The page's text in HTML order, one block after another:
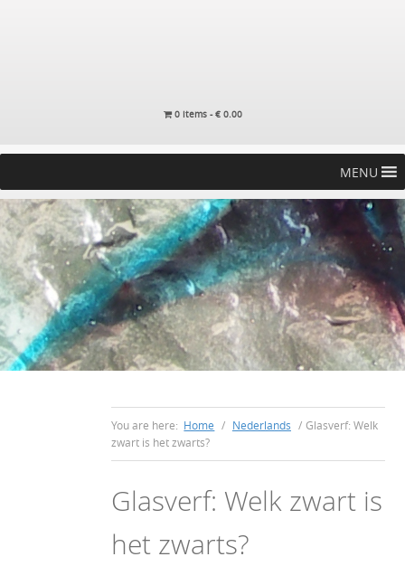
0 items -€0.00
MENU
You are here: Home / Nederlands / Glasverf: Welk
zwart is het zwarts?
Glasverf: Welk zwart is
het zwarts?